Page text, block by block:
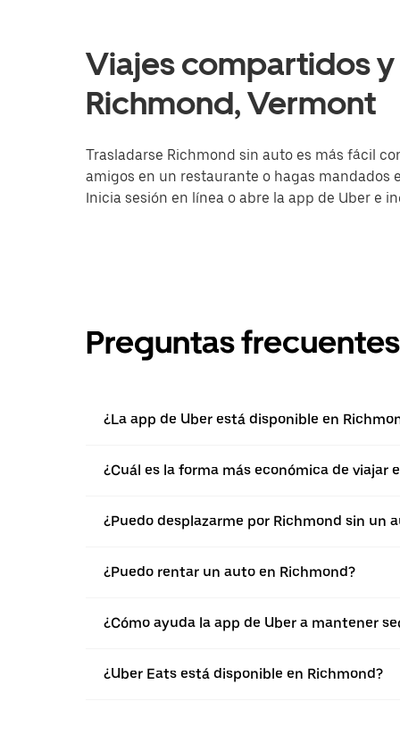
Viajes compartidos
Richmond, Vermont
Trasladarse Richmond sin auto es más fácil
amigos en un restaurante o hagas mandados
Inicia sesión en línea o abre la app de Uber e
Preguntas frecuentes
¿La app de Uber está disponible en
¿Cuál es la forma más económica de viajar
¿Puedo desplazarme por Richmond sin un
¿Puedo rentar un auto en Richmond?
¿Cómo ayuda la app de Uber a mantener
¿Uber Eats está disponible en Richmond?